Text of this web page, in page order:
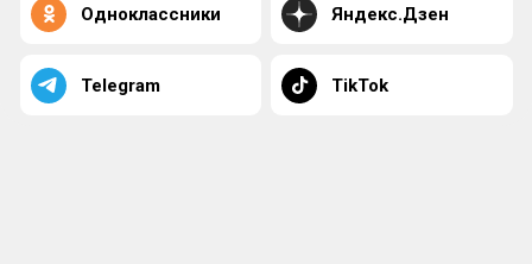
Одноклассники Яндекс.Дзен
Telegram TikTok